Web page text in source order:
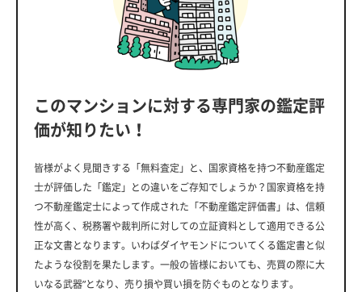
このマンションに対する専門家の鑑定評
価が知りたい！
皆様がよく見聞きする「無料査定」と、国家資格を持つ不動産鑑定
士が評価した「鑑定」との違いをご存知でしょうか？国家資格を持
つ不動産鑑定士によって作成された「不動産鑑定評価書」は、信頼
性が高く、税務署や裁判所に対しての立証資料として適用できる公
正な文書となります。いわばダイヤモンドについてくる鑑定書と似
たような役割を果たします。一般の皆様においても、売買の際に大
いなる武器”となり、売り損や買い損を防ぐものとなります。